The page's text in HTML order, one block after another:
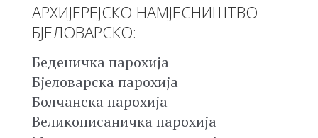
АРХИЈЕРЕЈСКО НАМЈЕСНИШТВО
БЈЕЛОВАРСКО:
Беденичка парохија
Бјеловарска парохија
Болчанска парохија
Великописаничка парохија